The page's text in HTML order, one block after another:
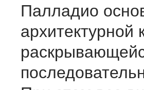
Палладио
архитектурной